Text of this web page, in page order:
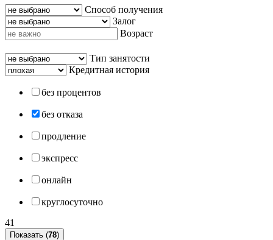
Способ получения
Залог
Возраст
Тип занятости
Кредитная история
без процентов
без отказа
продление
экспресс
онлайн
круглосуточно
41
Показать (78)